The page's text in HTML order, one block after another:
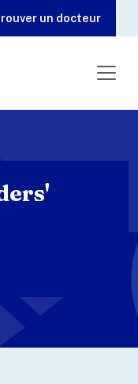
contenu principal
un docteur